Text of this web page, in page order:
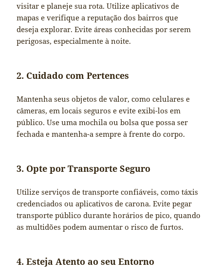
visitar e planeje sua rota. Utilize aplicativos de
mapas e verifique a reputação dos bairros que
deseja explorar. Evite áreas conhecidas por serem
perigosas, especialmente à noite.
2. Cuidado com Pertences
Mantenha seus objetos de valor, como celulares e
câmeras, em locais seguros e evite exibi-los em
público. Use uma mochila ou bolsa que possa ser
fechada e mantenha-a sempre à frente do corpo.
3. Opte por Transporte Seguro
Utilize serviços de transporte confiáveis, como táxis
credenciados ou aplicativos de carona. Evite pegar
transporte público durante horários de pico, quando
as multidões podem aumentar o risco de furtos.
4. Esteja Atento ao seu Entorno